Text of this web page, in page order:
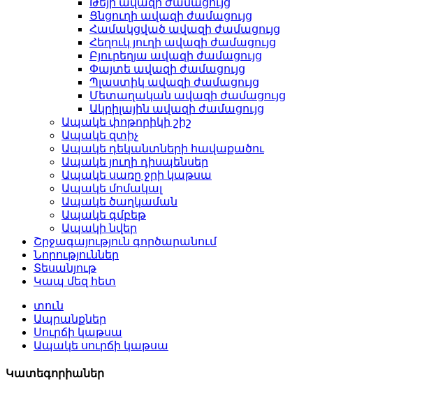
Թեյի ավազի ժամացույց
Ցնցուղի ավազի ժամացույց
Համակցված ավազի ժամացույց
Հեղուկ յուղի ավազի ժամացույց
Բյուրեղյա ավազի ժամացույց
Փայտե ավազի ժամացույց
Պլաստիկ ավազի ժամացույց
Մետաղական ավազի ժամացույց
Ակրիլային ավազի ժամացույց
Ապակե փոթորիկի շիշ
Ապակե զտիչ
Ապակե դեկանտների հավաքածու
Ապակե յուղի դիսպենսեր
Ապակե սառը ջրի կաթսա
Ապակե մոմակալ
Ապակե ծաղկաման
Ապակե գմբեթ
Ապակի նվեր
Շրջագայություն գործարանում
Նորություններ
Տեսանյութ
Կապ մեզ հետ
տուն
Ապրանքներ
Սուրճի կաթսա
Ապակե սուրճի կաթսա
Կատեգորիաներ